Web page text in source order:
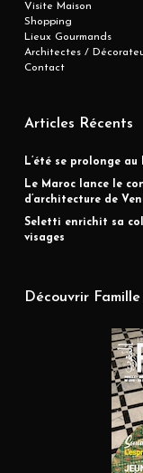
Visite Maison
Shopping
Lieux Gourmands
Architectes /
Contact
Articles Récents
L’été se prolonge
Le Maroc lance le
d’architecture de
Seletti enrichit sa
visages
Découvrir